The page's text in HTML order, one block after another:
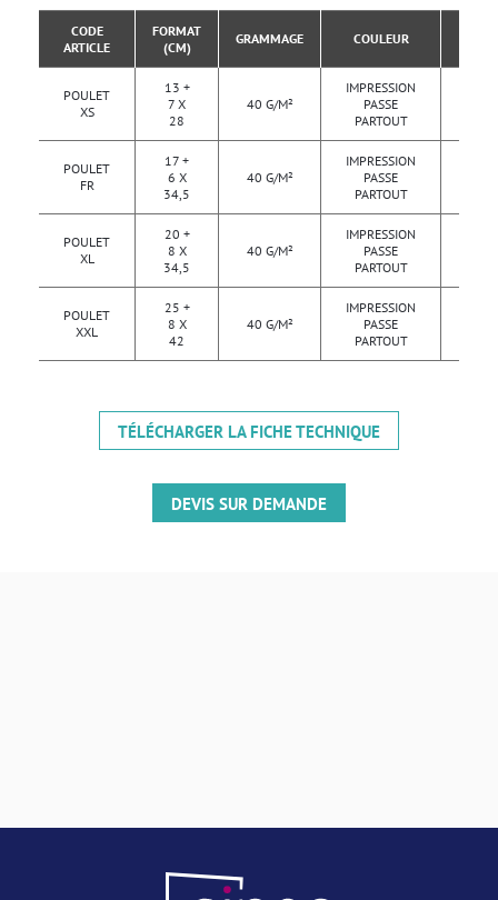
CODE
ARTICLE
FORMAT
(CM)
GRAMMAGE COULEUR
POULET
XS
13 +
7 X
28
40 G/M²
IMPRESSION
PASSE
PARTOUT
POULET
FR
17 +
6 X
34,5
40 G/M²
IMPRESSION
PASSE
PARTOUT
POULET
XL
20 +
8 X
34,5
40 G/M²
IMPRESSION
PASSE
PARTOUT
POULET
XXL
25 +
8 X
42
40 G/M²
IMPRESSION
PASSE
PARTOUT
TÉLÉCHARGER LA FICHE TECHNIQUE
DEVIS SUR DEMANDE